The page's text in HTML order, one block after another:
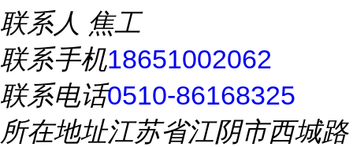
联系人 焦工
联系手机18651002062
联系电话0510-86168325
所在地址江苏省江阴市西城路